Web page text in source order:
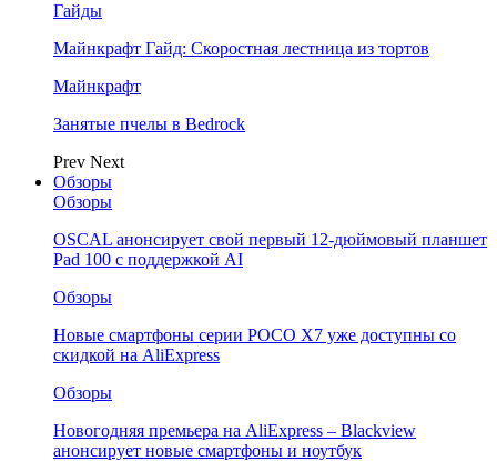
Гайды
Майнкрафт Гайд: Скоростная лестница из тортов
Майнкрафт
Занятые пчелы в Bedrock
Prev Next
Обзоры
Обзоры
OSCAL анонсирует свой первый 12-дюймовый планшет
Pad 100 с поддержкой AI
Обзоры
Новые смартфоны серии POCO X7 уже доступны со
скидкой на AliExpress
Обзоры
Новогодняя премьера на AliExpress – Blackview
анонсирует новые смартфоны и ноутбук